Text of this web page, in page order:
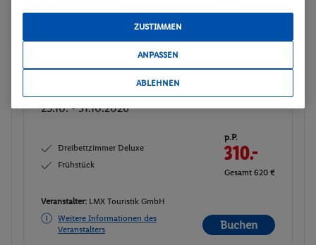
Dreibettzimmer Deluxe
Dreibettzimmer Deluxe
25.10. - 31.10.2026
Dreibettzimmer Deluxe
Frühstück
p.P.
310.-
Gesamt 620 €
Veranstalter: LMX Touristik GmbH
Weitere Informationen des
Veranstalters
Buchen
ZUSTIMMEN
ANPASSEN
ABLEHNEN